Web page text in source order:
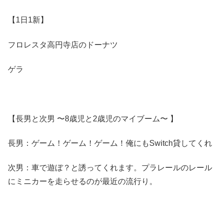
【1日1新】
フロレスタ高円寺店のドーナツ
ゲラ
【長男と次男 〜8歳児と2歳児のマイブーム〜 】
長男：ゲーム！ゲーム！ゲーム！俺にもSwitch貸してくれ
次男：車で遊ぼ？と誘ってくれます。プラレールのレール
にミニカーを走らせるのが最近の流行り。